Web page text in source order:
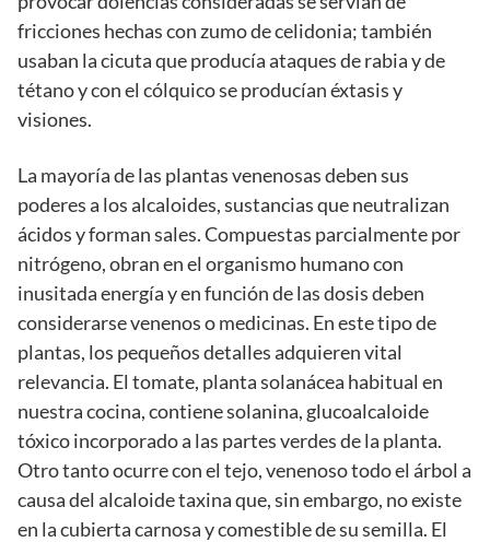
fricciones hechas con zumo de celidonia; también
usaban la cicuta que producía ataques de rabia y de
tétano y con el cólquico se producían éxtasis y
visiones.
La mayoría de las plantas venenosas deben sus
poderes a los alcaloides, sustancias que neutralizan
ácidos y forman sales. Compuestas parcialmente por
nitrógeno, obran en el organismo humano con
inusitada energía y en función de las dosis deben
considerarse venenos o medicinas. En este tipo de
plantas, los pequeños detalles adquieren vital
relevancia. El tomate, planta solanácea habitual en
nuestra cocina, contiene solanina, glucoalcaloide
tóxico incorporado a las partes verdes de la planta.
Otro tanto ocurre con el tejo, venenoso todo el árbol a
causa del alcaloide taxina que, sin embargo, no existe
en la cubierta carnosa y comestible de su semilla. El